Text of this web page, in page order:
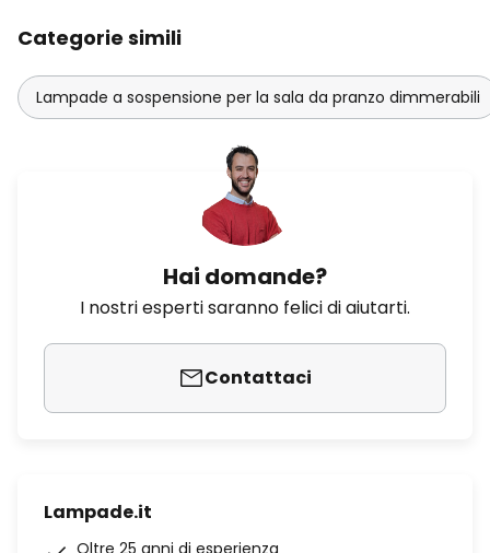
Categorie simili
Lampade a sospensione per la sala da pranzo dimmerabili
Hai domande?
I nostri esperti saranno felici di aiutarti.
Contattaci
Lampade.it
Oltre 25 anni di esperienza